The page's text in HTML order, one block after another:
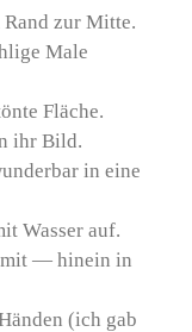
zur Mitte.
Male
Fläche.
ihr Bild.
in eine
Wasser auf.
mit — hinein in
(ich gab